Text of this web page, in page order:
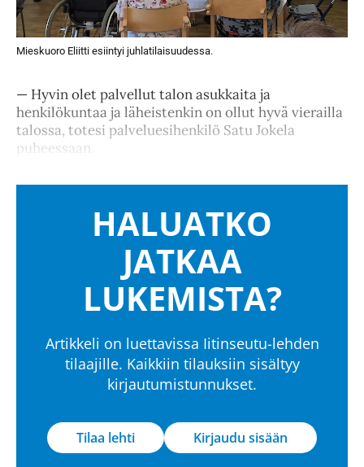
Mieskuoro Eliitti esiintyi juhlatilaisuudessa.
— Hyvin olet palvellut talon asukkaita ja
henkilökuntaa ja läheistenkin on ollut hyvä vierailla
talossa, totesi palveluesihenkilö Satu Jokela
puheessaan.
HALUATKO
JATKAA
LUKEMISTA?
Artikkeli on luettavissa Iitinseutu-lehden
tilaajille. Kaikkiin tilauksiin sisältyy
kirjautumistunnukset.
Tilaa lehti Kirjaudu sisään